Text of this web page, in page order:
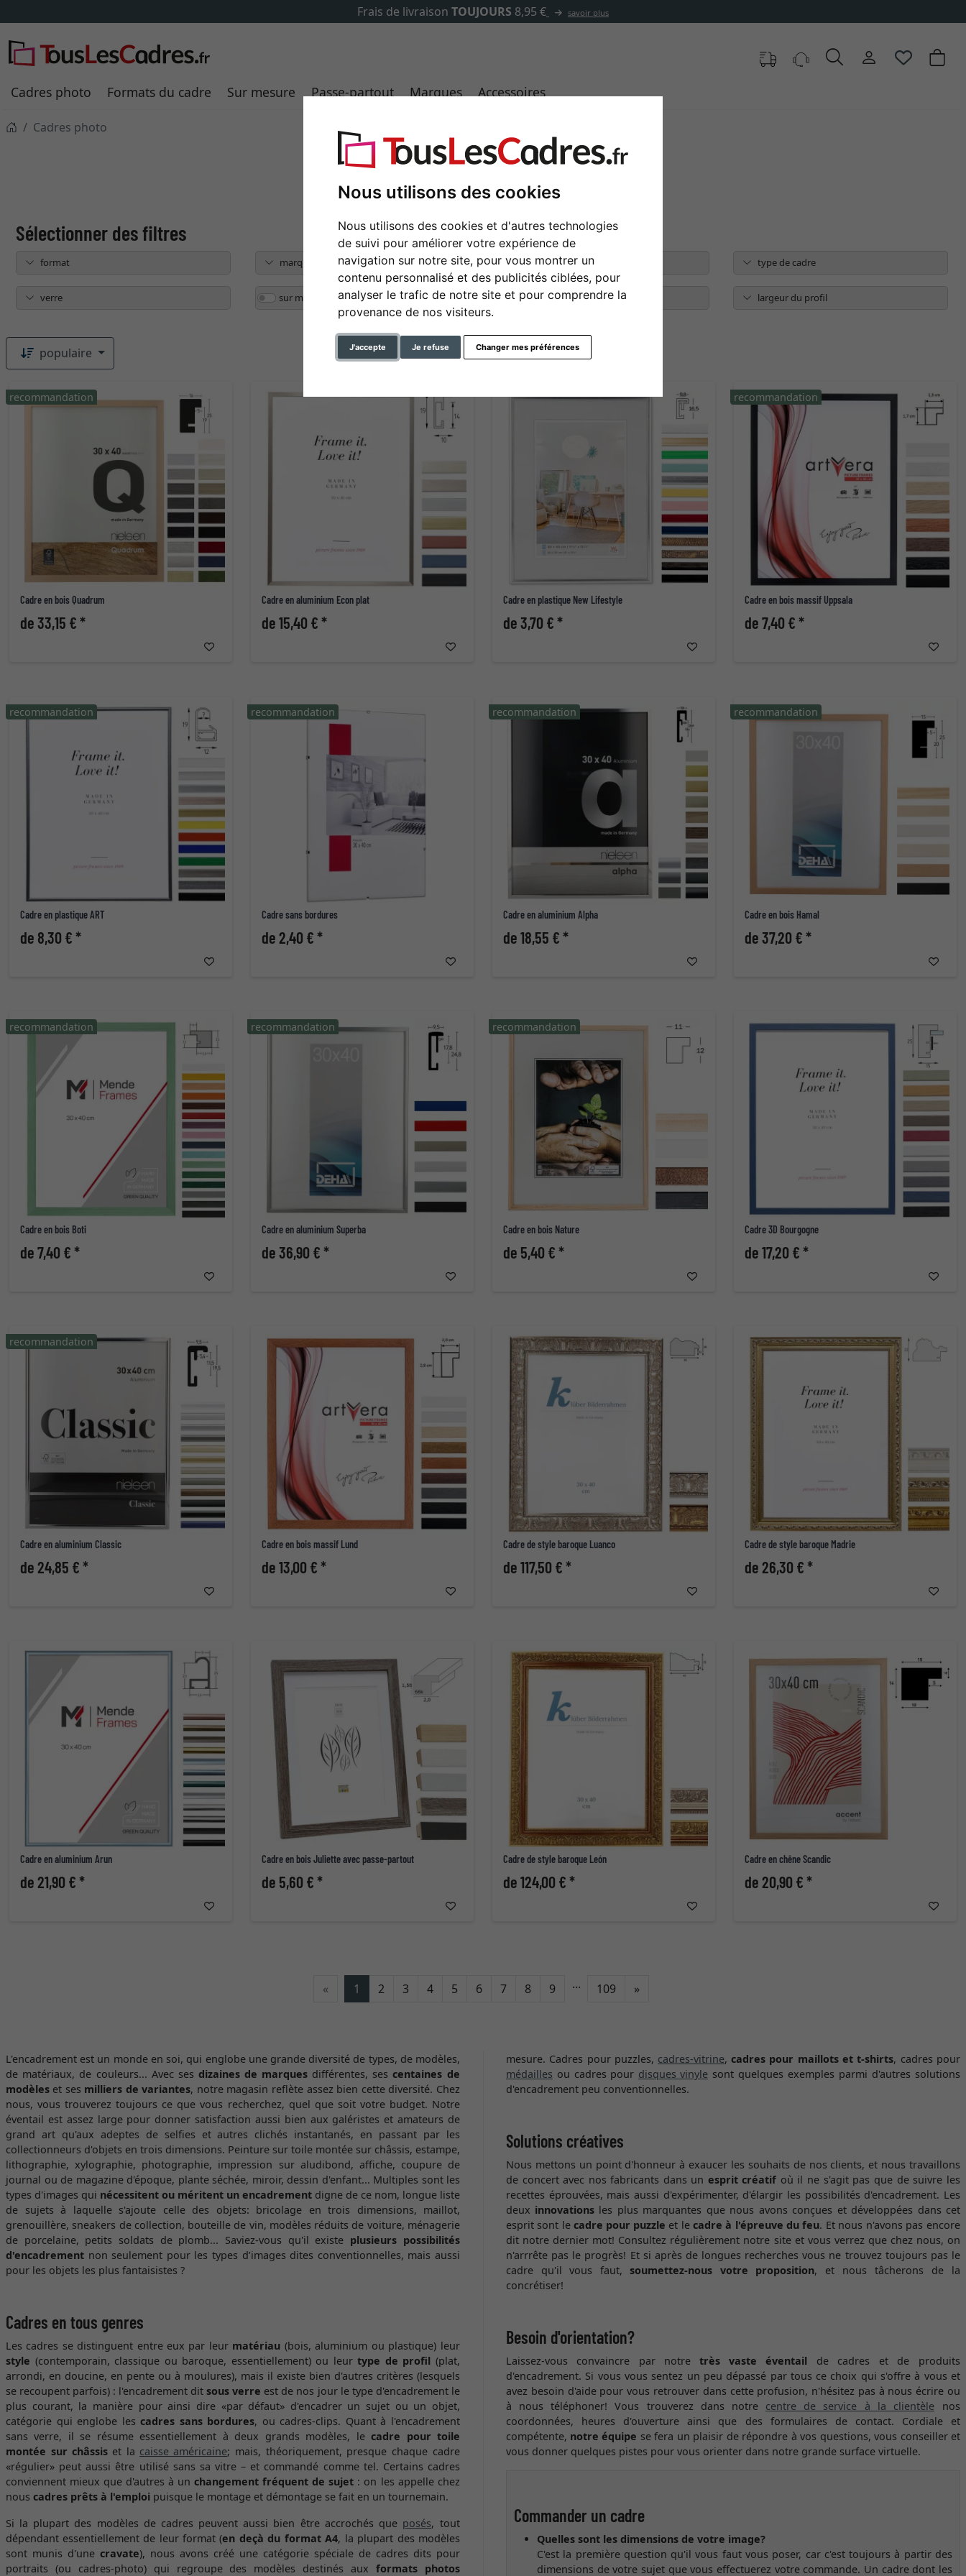
Nous utilisons des cookies
Nous utilisons des cookies et d'autres technologies
de suivi pour améliorer votre expérience de
navigation sur notre site, pour vous montrer un
contenu personnalisé et des publicités ciblées, pour
analyser le trafic de notre site et pour comprendre la
provenance de nos visiteurs.
J'accepte Je refuse Changer mes préférences
✓500 000 articles au choix
Cadres photo Formats du cadre Sur mesure Passe-partout Marques Accessoires
Cadres photo
Cadres photo
Cadres photo en bois, en aluminium et en plastique.
format marque couleur type de cadre
verre sur mesure caractéristique largeur du profil
populaire
Cadre en bois Quadrum
de 33,15 € *
recommandation
Cadre en aluminium Econ plat
de 15,40 € *
Cadre en plastique New Lifestyle
de 3,70 € *
Cadre en bois massif Uppsala
de 7,40 € *
recommandation
Cadre en plastique ART
de 8,30 € *
recommandation
Cadre sans bordures
de 2,40 € *
recommandation
Cadre en aluminium Alpha
de 18,55 € *
recommandation
Cadre en bois Hamal
de 37,20 € *
recommandation
Cadre en bois Boti
de 7,40 € *
recommandation
Cadre en aluminium Superba
de 36,90 € *
recommandation
Cadre en bois Nature
de 5,40 € *
recommandation
Cadre 3D Bourgogne
de 17,20 € *
Cadre en aluminium Classic
de 24,85 € *
recommandation
Cadre en bois massif Lund
de 13,00 € *
Cadre de style baroque Luanco
de 117,50 € *
Cadre de style baroque Madrie
de 26,30 € *
Cadre en aluminium Arun
de 21,90 € *
Cadre en bois Juliette avec passe-partout
de 5,60 € *
Cadre de style baroque León
de 124,00 € *
Cadre en chêne Scandic
de 20,90 € *
« 1 2 3 4 5 6 7 8 9 ... 109 »Continuer
L'encadrement est un monde en soi, qui englobe une grande diversité de types, de modèles,
de matériaux, de couleurs... Avec ses dizaines de marques différentes, ses centaines de
modèles et ses milliers de variantes, notre magasin reflète assez bien cette diversité. Chez
nous, vous trouverez toujours ce que vous recherchez, quel que soit votre budget. Notre
éventail est assez large pour donner satisfaction aussi bien aux galéristes et amateurs de
grand art qu'aux adeptes de selfies et autres clichés instantanés, en passant par les
collectionneurs d'objets en trois dimensions. Peinture sur toile montée sur châssis, estampe,
lithographie, xylographie, photographie, impression sur aludibond, affiche, coupure de
journal ou de magazine d'époque, plante séchée, miroir, dessin d'enfant... Multiples sont les
types d'images qui nécessitent ou méritent un encadrement digne de ce nom, longue liste
de sujets à laquelle s'ajoute celle des objets: bricolage en trois dimensions, maillot,
grenouillère, sneakers de collection, bouteille de vin, modèles réduits de voiture, ménagerie
de porcelaine, petits soldats de plomb... Saviez-vous qu'il existe plusieurs possibilités
d'encadrement non seulement pour les types d’images dites conventionnelles, mais aussi
pour les objets les plus fantaisistes ?
Cadres en tous genres
Les cadres se distinguent entre eux par leur matériau (bois, aluminium ou plastique) leur
style (contemporain, classique ou baroque, essentiellement) ou leur type de profil (plat,
arrondi, en doucine, en pente ou à moulures), mais il existe bien d'autres critères (lesquels
se recoupent parfois) : l'encadrement dit sous verre est de nos jour le type d'encadrement le
plus courant, la manière pour ainsi dire «par défaut» d'encadrer un sujet ou un objet,
catégorie qui englobe les cadres sans bordures, ou cadres-clips. Quant à l'encadrement
sans verre, il se résume essentiellement à deux grands modèles, le cadre pour toile
montée sur châssis et la caisse américaine; mais, théoriquement, presque chaque cadre
«régulier» peut aussi être utilisé sans sa vitre – et commandé comme tel. Certains cadres
conviennent mieux que d'autres à un changement fréquent de sujet : on les appelle chez
nous cadres prêts à l'emploi puisque le montage et démontage se fait en un tournemain.
Si la plupart des modèles de cadres peuvent aussi bien être accrochés que posés, tout
dépendant essentiellement de leur format (en deçà du format A4, la plupart des modèles
sont munis d'une cravate), nous avons créé une catégorie spéciale de cadres dits pour
portraits (ou cadres-photo) qui regroupe des modèles destinés aux formats photos
mesure. Cadres pour puzzles, cadres-vitrine, cadres pour maillots et t-shirts, cadres pour
médailles ou cadres pour disques vinyle sont quelques exemples parmi d'autres solutions
d'encadrement peu conventionnelles.
Solutions créatives
Nous mettons un point d'honneur à exaucer les souhaits de nos clients, et nous travaillons
de concert avec nos fabricants dans un esprit créatif où il ne s'agit pas que de suivre les
recettes éprouvées, mais aussi d'expérimenter, d'élargir les possibilités d'encadrement. Les
deux innovations les plus marquantes que nous avons conçues et développées dans cet
esprit sont le cadre pour puzzle et le cadre à l'épreuve du feu. Et nous n'avons pas encore
dit notre dernier mot! Consultez régulièrement notre site et vous verrez que chez nous, on
n'arrrête pas le progrès! Et si après de longues recherches vous ne trouvez toujours pas le
cadre qu'il vous faut, soumettez-nous votre proposition, et nous tâcherons de la
concrétiser!
Besoin d'orientation?
Laissez-vous convaincre par notre très vaste éventail de cadres et de produits
d'encadrement. Si vous vous sentez un peu dépassé par tous ce choix qui s'offre à vous et
avez besoin d'aide pour vous retrouver dans cette profusion, n'hésitez pas à nous écrire ou
à nous téléphoner! Vous trouverez dans notre centre de service à la clientèle nos
coordonnées, heures d'ouverture ainsi que des formulaires de contact. Cordiale et
compétente, notre équipe se fera un plaisir de répondre à vos questions, vous conseiller et
vous donner quelques pistes pour vous orienter dans notre grande surface virtuelle.
Commander un cadre
Quelles sont les dimensions de votre image?
C'est la première question qu'il vous faut vous poser, car c'est toujours à partir des
dimensions de votre sujet que vous effectuerez votre commande. Un cadre dont les